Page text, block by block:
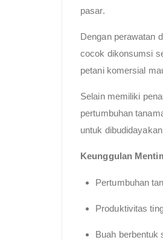
pasar.
Dengan perawatan
cocok dikonsumsi
petani komersial
Selain memiliki
pertumbuhan
untuk
Keunggulan
Pertumbuhan
Produktivitas
Buah berbentuk